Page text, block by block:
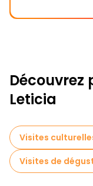
Découvrez
Leticia
Visites
Visites de